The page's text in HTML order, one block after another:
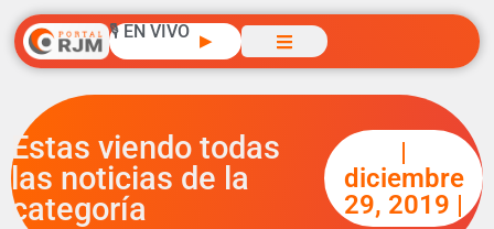
🎙️ EN VIVO ▶
Estas viendo todas
las noticias de la
categoría
|
diciembre
29, 2019 |